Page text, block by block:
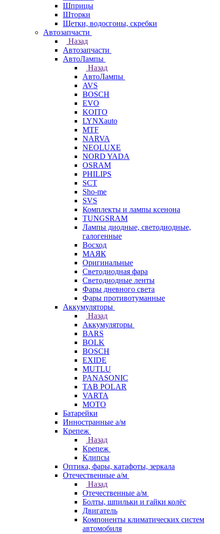
Шприцы
Шторки
Щетки, водосгоны, скребки
Автозапчасти
Назад
Автозапчасти
АвтоЛампы
Назад
АвтоЛампы
AVS
BOSCH
EVO
KOITO
LYNXauto
MTF
NARVA
NEOLUXE
NORD YADA
OSRAM
PHILIPS
SCT
Sho-me
SVS
Комплекты и лампы ксенона
TUNGSRAM
Лампы диодные, светодиодные,
галогенные
Восход
МАЯК
Оригинальные
Светодиодная фара
Светодиодные ленты
Фары дневного света
Фары противотуманные
Аккумуляторы
Назад
Аккумуляторы
BARS
BOLK
BOSCH
EXIDE
MUTLU
PANASONIC
TAB POLAR
VARTA
МОТО
Батарейки
Инностранные а/м
Крепеж
Назад
Крепеж
Клипсы
Оптика, фары, катафоты, зеркала
Отечественные а/м
Назад
Отечественные а/м
Болты, шпильки и гайки колёс
Двигатель
Компоненты климатических систем
автомобиля